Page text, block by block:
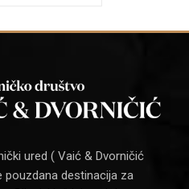
ured ( Vaić & Dvorničić
pouzdana destinacija za